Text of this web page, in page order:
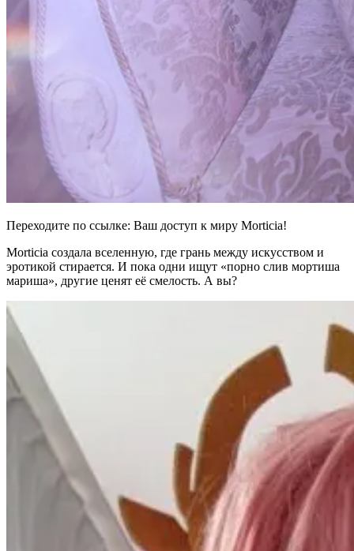
Переходите по ссылке: Ваш доступ к миру Morticia!
Morticia создала вселенную, где грань между искусством и
эротикой стирается. И пока одни ищут «порно слив мортиша
мариша», другие ценят её смелость. А вы?